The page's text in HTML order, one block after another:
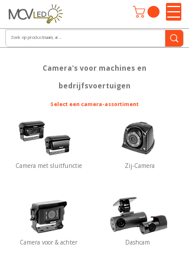
Camera's voor machines en
bedrijfsvoertuigen
Select een camera-assortiment
Camera met sluitfunctie Zij-Camera
Camera voor & achter Dashcam